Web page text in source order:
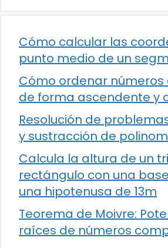
Cómo calcular las
punto medio de un
Cómo ordenar
de forma ascendente y
Resolución de
y sustracción de
Calcula la altura de un
rectángulo con una
una hipotenusa de 13m
Teorema de Moivre:
raíces de números